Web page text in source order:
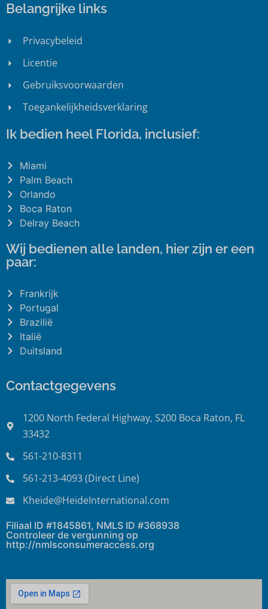
Belangrijke links
Privacybeleid
Licentie
Gebruiksvoorwaarden
Toegankelijkheidsverklaring
Ik bedien heel Florida, inclusief:
Miami
Palm Beach
Orlando
Boca Raton
Delray Beach
Wij bedienen alle landen, hier zijn er een
paar:
Frankrijk
Portugal
Brazilië
Italië
Duitsland
Contactgegevens
1200 North Federal Highway, S200 Boca Raton, FL
33432
561-210-8311
561-213-4093 (Direct Line)
Kheide@HeideInternational.com
Filiaal ID #1845861, NMLS ID #368938
Controleer de vergunning op
http://nmlsconsumeraccess.org